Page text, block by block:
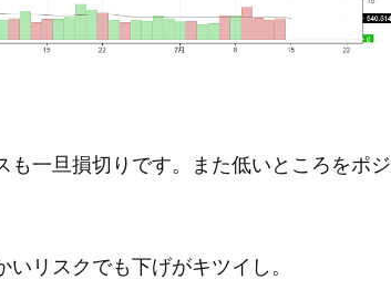
一旦損切りです。また低いところをポジ
リスクでも下げがキツイし。